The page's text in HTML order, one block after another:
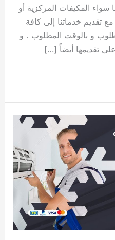
سواء المكيفات المركزية أو
تقديم خدماتنا إلى كافة
و بالوقت المطلوب . و
تقديمها أيضاً […]